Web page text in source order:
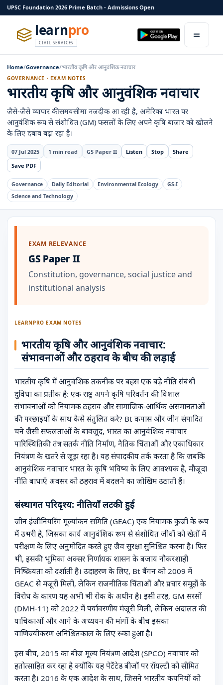
UPSC Foundation 2026 Prime Batch - Admissions Open
learnpro
CIVIL SERVICES
Home/Governance/भारतीय कृषि और आनुवंशिक नवाचार
GOVERNANCE · EXAM NOTES
भारतीय कृषि और आनुवंशिक नवाचार
जैसे-जैसे व्यापार की समयसीमा नजदीक आ रही है, अमेरिका भारत पर
आनुवंशिक रूप से संशोधित (GM) फसलों के लिए अपने कृषि बाजार को खोलने
के लिए दबाव बढ़ा रहा है।
07 Jul 2025 1 min read GS Paper II Listen Stop
Share
Save PDF
Governance Daily Editorial Environmental Ecology
GS-I
Science and Technology
EXAM RELEVANCE
GS Paper II
Constitution, governance, social justice and
institutional analysis
LEARNPRO EXAM NOTES
भारतीय कृषि और आनुवंशिक नवाचार:
संभावनाओं और ठहराव के बीच की लड़ाई
भारतीय कृषि में आनुवंशिक तकनीक पर बहस एक बड़े नीति संबंधी
दुविधा का प्रतीक है: एक राष्ट्र अपने कृषि परिवर्तन की विशाल
संभावनाओं को नियामक ठहराव और सामाजिक-आर्थिक असमानताओं
की परछाइयों के साथ कैसे संतुलित करे? Bt कपास और जीन संपादित
चने जैसी सफलताओं के बावजूद, भारत का आनुवंशिक नवाचार
पारिस्थितिकी तंत्र सतर्क नीति निर्माण, नैतिक चिंताओं और एकाधिकार
नियंत्रण के खतरे से जूझ रहा है। यह संपादकीय तर्क करता है कि जबकि
आनुवंशिक नवाचार भारत के कृषि भविष्य के लिए आवश्यक है, मौजूदा
नीति बाधाएँ अवसर को ठहराव में बदलने का जोखिम उठाती हैं।
संस्थागत परिदृश्य: नीतियाँ लटकी हुई
जीन इंजीनियरिंग मूल्यांकन समिति (GEAC) एक नियामक कुंजी के रूप
में उभरी है, जिसका कार्य आनुवंशिक रूप से संशोधित जीवों को खेतों में
परीक्षण के लिए अनुमोदित करते हुए जैव सुरक्षा सुनिश्चित करना है। फिर
भी, इसकी भूमिका अक्सर निर्णायक शासन के बजाय नौकरशाही
निष्क्रियता को दर्शाती है। उदाहरण के लिए, Bt बैंगन को 2009 में
GEAC से मंजूरी मिली, लेकिन राजनीतिक चिंताओं और प्रचार समूहों के
विरोध के कारण यह अभी भी रोक के अधीन है। इसी तरह, GM सरसों
(DMH-11) को 2022 में पर्यावरणीय मंजूरी मिली, लेकिन अदालत की
याचिकाओं और आगे के अध्ययन की मांगों के बीच इसका
वाणिज्यीकरण अनिश्चितकाल के लिए रुका हुआ है।
इस बीच, 2015 का बीज मूल्य नियंत्रण आदेश (SPCO) नवाचार को
हतोत्साहित कर रहा है क्योंकि यह पेटेंटेड बीजों पर रॉयल्टी को सीमित
करता है। 2016 के एक आदेश के साथ, जिसने भारतीय कंपनियों को